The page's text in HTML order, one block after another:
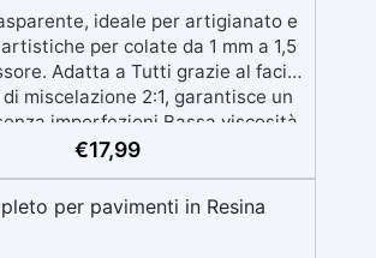
ideale per artigianato e
per colate da 1 mm a 1,5
Adatta a Tutti grazie al facile
miscelazione 2:1, garantisce un
imperfezioni Bassa viscosità
senza bolle, compatibile con
post-catalisi atossica e
il contatto con la pelle, Bpa Free e
€17,99